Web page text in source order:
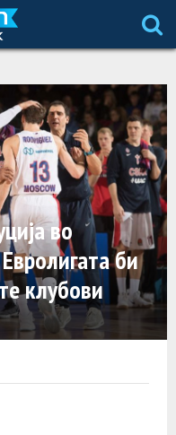
во
би
клубови